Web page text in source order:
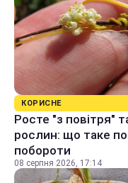
КОРИСНЕ
Росте "з повітря"
рослин: що таке
побороти
08 серпня 2026, 17:14